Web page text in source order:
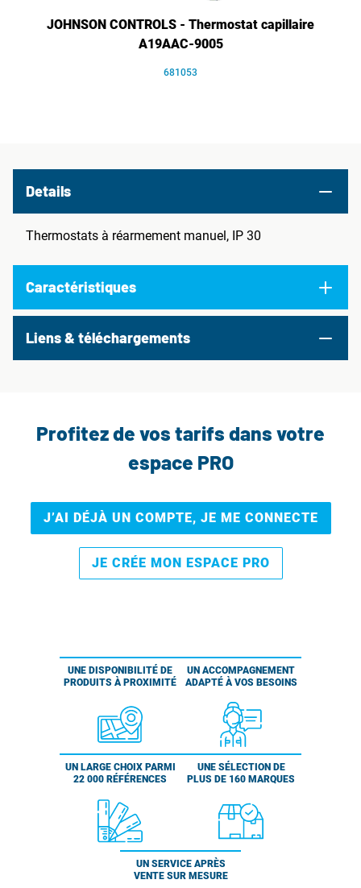
JOHNSON CONTROLS - Thermostat capillaire
A19AAC-9005
681053
Details
Thermostats à réarmement manuel, IP 30
Caractéristiques
Liens & téléchargements
Profitez de vos tarifs dans votre
espace PRO
J’AI DÉJÀ UN COMPTE, JE ME CONNECTE
JE CRÉE MON ESPACE PRO
UNE DISPONIBILITÉ DE
PRODUITS À PROXIMITÉ
UN ACCOMPAGNEMENT
ADAPTÉ À VOS BESOINS
UN LARGE CHOIX PARMI
22 000 RÉFÉRENCES
UNE SÉLECTION DE
PLUS DE 160 MARQUES
UN SERVICE APRÈS
VENTE SUR MESURE